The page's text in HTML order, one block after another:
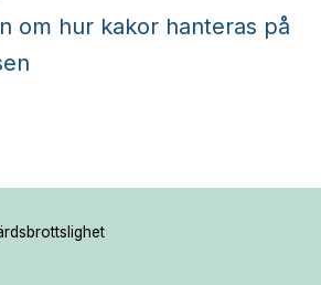
om hur kakor hanteras på